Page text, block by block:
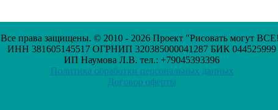
Все права защищены. © 2010 - 2026 Проект "Рисовать могут
ИНН 381605145517 ОГРНИП 320385000041287 БИК 044525999
ИП Наумова Л.В. тел.: +79045393396
Политика обработки персональных данных
Договор оферты